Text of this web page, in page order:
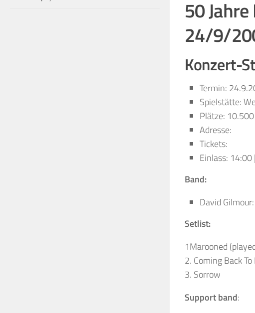
50
24/9/
Konzert-
Termin:
Spielstätte:
Plätze:
Adresse:
Tickets:
Einlass:
Band:
David
Setlist:
1Marooned
2. Coming Back
3. Sorrow
Support band: